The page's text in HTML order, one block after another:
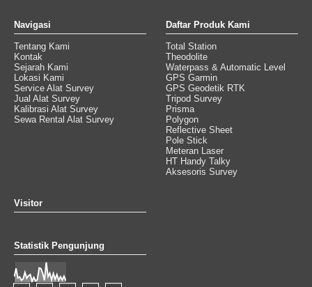
Navigasi
Tentang Kami
Kontak
Sejarah Kami
Lokasi Kami
Service Alat Survey
Jual Alat Survey
Kalibrasi Alat Survey
Sewa Rental Alat Survey
Daftar Produk Kami
Total Station
Theodolite
Waterpass & Automatic Level
GPS Garmin
GPS Geodetik RTK
Tripod Survey
Prisma
Polygon
Reflective Sheet
Pole Stick
Meteran Laser
HT Handy Talky
Aksesoris Survey
Visitor
Statistik Pengunjung